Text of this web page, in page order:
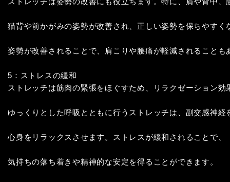
猫背や前かがみの姿勢が改善され、正しい姿勢を保ちやすく
姿勢が改善されることで、肩こりや腰痛が軽減されることも
5：ストレスの緩和
ストレッチは筋肉の緊張をほぐすため、リラクゼーション効
ゆっくりとした呼吸とともに行うストレッチは、副交感神経
心身をリラックスさせます。ストレスが緩和されることで、
気持ちの落ち着きや精神的な安定を得ることができます。